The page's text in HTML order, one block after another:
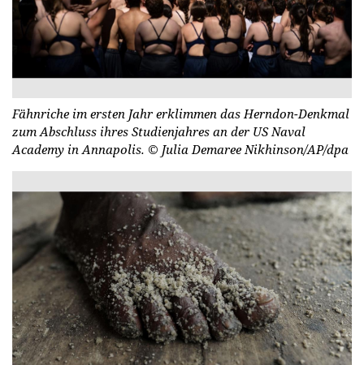
Fähnriche im ersten Jahr erklimmen das Herndon-Denkmal
zum Abschluss ihres Studienjahres an der US Naval
Academy in Annapolis. © Julia Demaree Nikhinson/AP/dpa